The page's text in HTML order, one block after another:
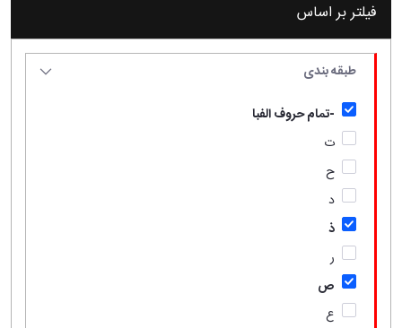
فیلتر بر اساس
طبقه بندی
-تمام حروف الفبا
ت
ح
د
ذ
ر
ص
ع